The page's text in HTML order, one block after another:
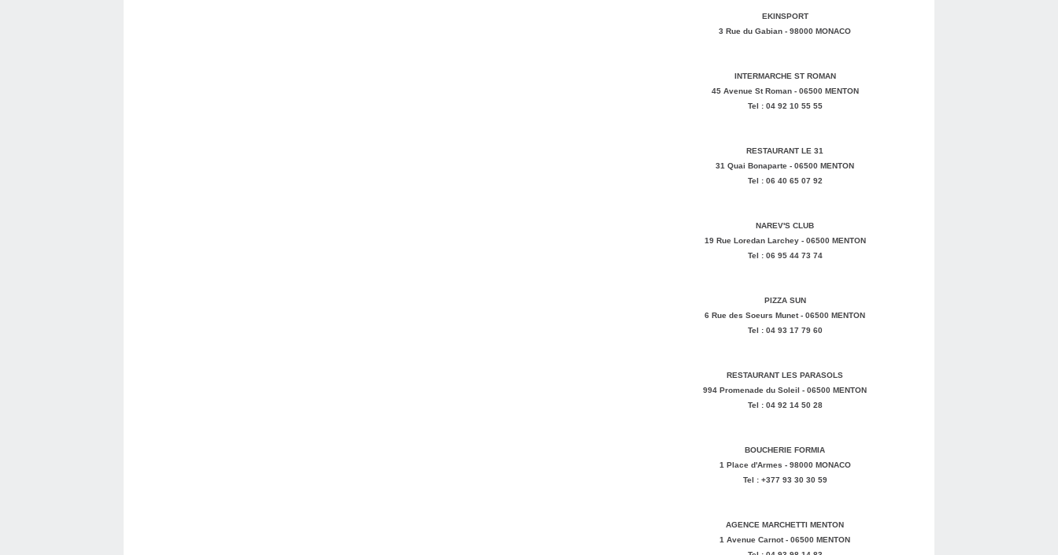
EKINSPORT
3 Rue du Gabian - 98000 MONACO
INTERMARCHE ST ROMAN
45 Avenue St Roman - 06500 MENTON
Tel : 04 92 10 55 55
RESTAURANT LE 31
31 Quai Bonaparte - 06500 MENTON
Tel : 06 40 65 07 92
NAREV'S CLUB
19 Rue Loredan Larchey - 06500 MENTON
Tel : 06 95 44 73 74
PIZZA SUN
6 Rue des Soeurs Munet - 06500 MENTON
Tel : 04 93 17 79 60
RESTAURANT LES PARASOLS
994 Promenade du Soleil - 06500 MENTON
Tel : 04 92 14 50 28
BOUCHERIE FORMIA
1 Place d'Armes - 98000 MONACO
Tel : +377 93 30 30 59
AGENCE MARCHETTI MENTON
1 Avenue Carnot - 06500 MENTON